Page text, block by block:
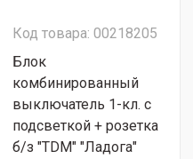
Код товара: 00218205
Блок
комбинированный
выключатель 1-кл. с
подсветкой + розетка
б/з "TDM" "Ладога"